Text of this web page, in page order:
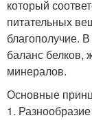
который
питательных
благополучие.
баланс белков,
минералов.
Основные
1.